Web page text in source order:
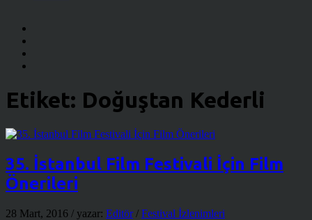
Etiket: Doğuştan Kederli
35. İstanbul Film Festivali İçin Film
Önerileri
28 Mart, 2016 / yazar: Editör/ Festival İzlenimleri